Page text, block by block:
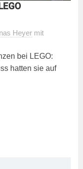
Heyer mit
bei LEGO:
hatten sie auf